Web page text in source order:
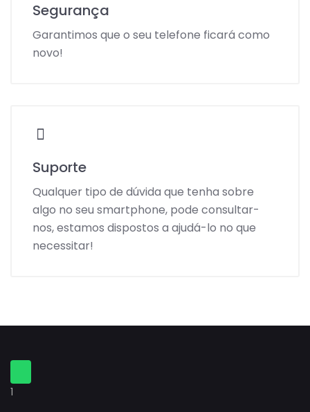
Segurança
Garantimos que o seu telefone ficará como
novo!
Suporte
Qualquer tipo de dúvida que tenha sobre
algo no seu smartphone, pode consultar-
nos, estamos dispostos a ajudá-lo no que
necessitar!
1